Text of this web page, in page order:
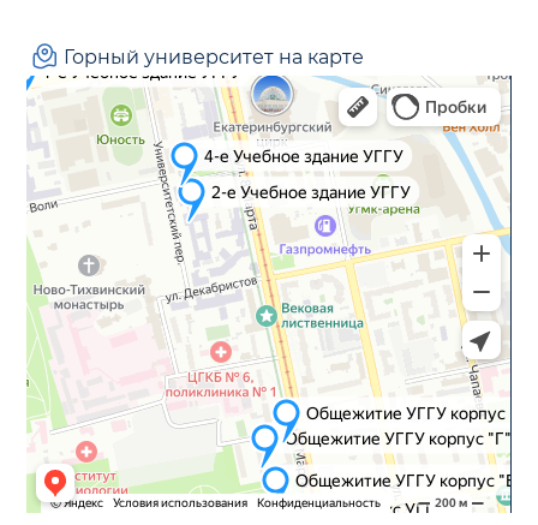
Горный университет на карте